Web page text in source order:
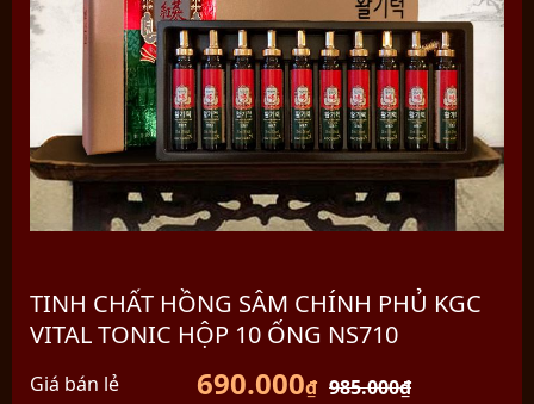
TINH CHẤT HỒNG SÂM CHÍNH PHỦ KGC
VITAL TONIC HỘP 10 ỐNG NS710
Giá bán lẻ 985.000₫
690.000₫